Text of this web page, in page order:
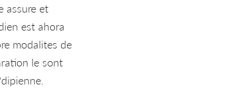
assure et
est ahora
modalites de
le sont